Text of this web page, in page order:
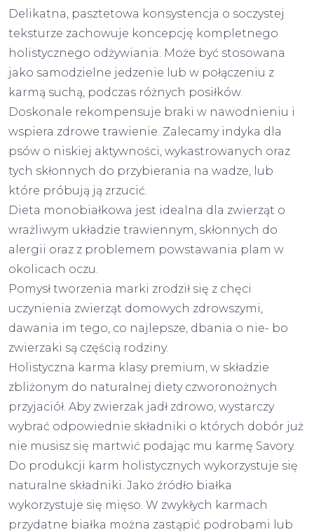
Delikatna, pasztetowa konsystencja o soczystej
teksturze zachowuje koncepcję kompletnego
holistycznego odżywiania. Może być stosowana
jako samodzielne jedzenie lub w połączeniu z
karmą suchą, podczas różnych posiłków.
Doskonale rekompensuje braki w nawodnieniu i
wspiera zdrowe trawienie. Zalecamy indyka dla
psów o niskiej aktywności, wykastrowanych oraz
tych skłonnych do przybierania na wadze, lub
które próbują ją zrzucić.
Dieta monobiałkowa jest idealna dla zwierząt o
wrażliwym układzie trawiennym, skłonnych do
alergii oraz z problemem powstawania plam w
okolicach oczu.
Pomysł tworzenia marki zrodził się z chęci
uczynienia zwierząt domowych zdrowszymi,
dawania im tego, co najlepsze, dbania o nie- bo
zwierzaki są częścią rodziny.
Holistyczna karma klasy premium, w składzie
zbliżonym do naturalnej diety czworonożnych
przyjaciół. Aby zwierzak jadł zdrowo, wystarczy
wybrać odpowiednie składniki o których dobór już
nie musisz się martwić podając mu karmę Savory.
Do produkcji karm holistycznych wykorzystuje się
naturalne składniki. Jako źródło białka
wykorzystuje się mięso. W zwykłych karmach
przydatne białka można zastąpić podrobami lub